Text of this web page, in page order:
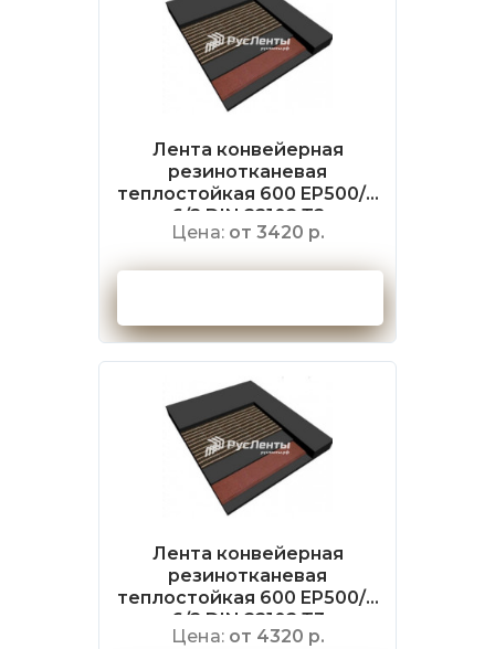
Лента конвейерная
резинотканевая
теплостойкая 600 EP500/4
6/2 DIN 22102 Т2
Цена: от 3420 р.
Лента конвейерная
резинотканевая
теплостойкая 600 EP500/4
6/2 DIN 22102 Т3
Цена: от 4320 р.